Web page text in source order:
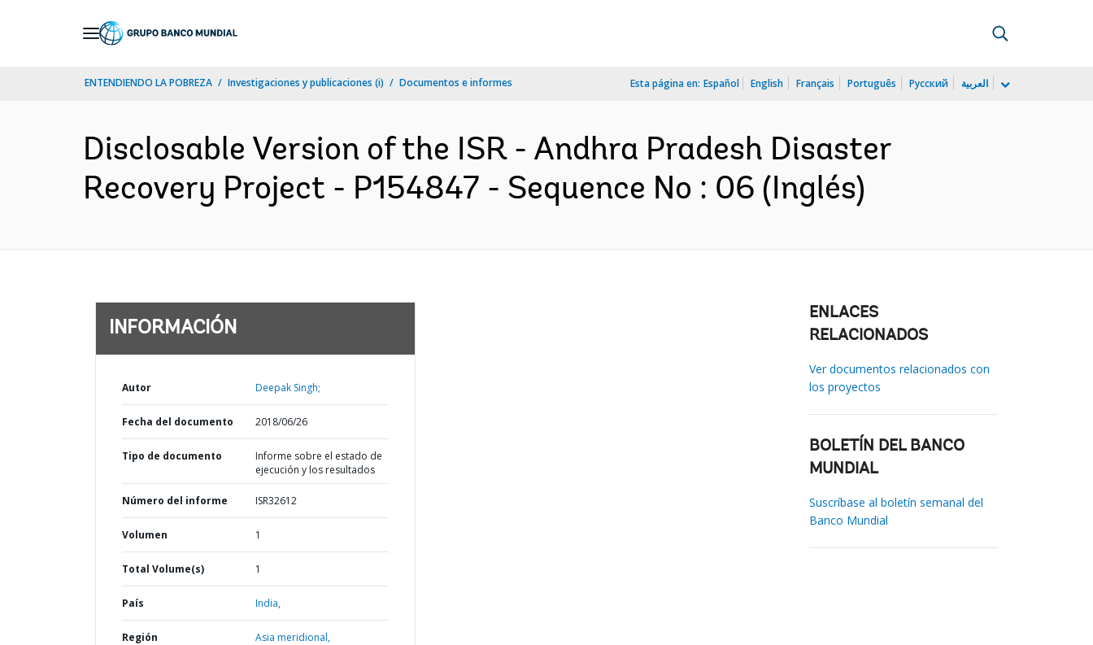
ENTENDIENDO LA POBREZA Investigaciones y publicaciones (i) Documentos e informes Esta página en: Español English Français Português Русский العربية
Disclosable Version of the ISR - Andhra Pradesh Disaster
Recovery Project - P154847 - Sequence No : 06 (Inglés)
INFORMACIÓN
Autor Deepak Singh;
Fecha del documento 2018/06/26
Tipo de documento
Informe sobre el estado de
ejecución y los resultados
Número del informe ISR32612
Volumen 1
Total Volume(s) 1
País India,
Región Asia meridional,
ENLACES
RELACIONADOS
Ver documentos relacionados con
los proyectos
BOLETÍN DEL BANCO
MUNDIAL
Suscríbase al boletín semanal del
Banco Mundial